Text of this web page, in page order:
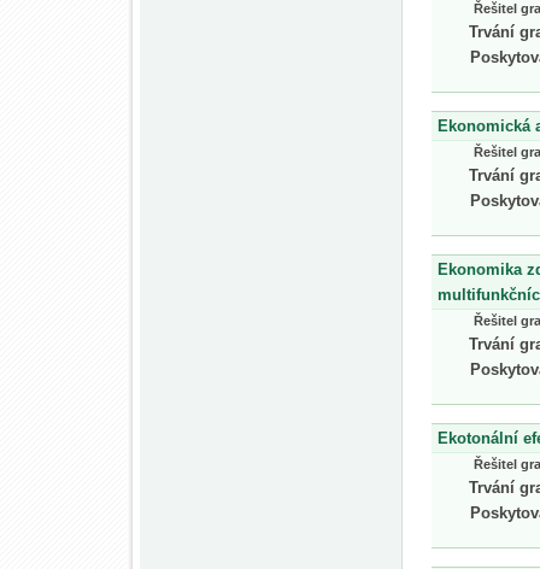
Řešitel
Trvání
Ekonomická
Řešitel
Trvání
Ekonomika
Řešitel
Trvání
Ekotonální
Řešitel
Trvání